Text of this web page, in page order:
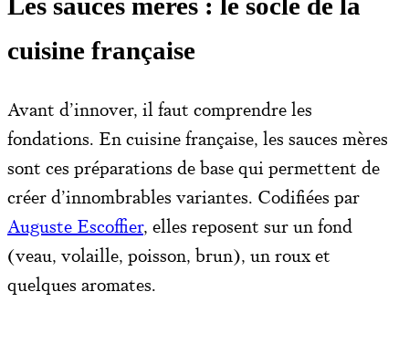
cuisine française
Avant d’innover, il faut comprendre les
fondations. En cuisine française, les sauces mères
sont ces préparations de base qui permettent de
créer d’innombrables variantes. Codifiées par
Auguste Escoffier, elles reposent sur un fond
(veau, volaille, poisson, brun), un roux et
quelques aromates.